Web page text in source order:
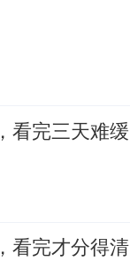
看完三天难缓
看完才分得清